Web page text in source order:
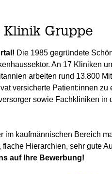
Klinik Gruppe
Die 1985 gegründete
An 17 Kliniken
arbeiten rund 13.800
versicherte Patient:innen zu
sowie Fachkliniken
im kaufmännischen Bereich
flache Hierarchien, sehr gute
auf Ihre Bewerbung!